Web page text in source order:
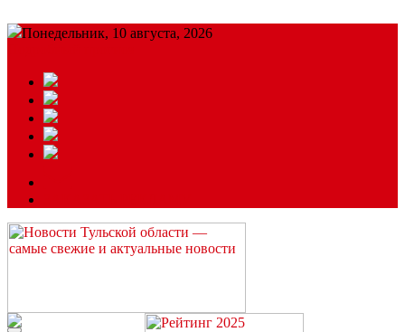
Понедельник, 10 августа, 2026
Читайте последние новости дня в Тульской области на сайте